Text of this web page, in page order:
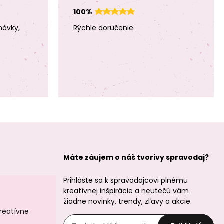
Minerálne koráliky
Minerálne koráliky
Modrý achát
pruhovaný 8mm
Minerálne koráliky
Minerálne koráliky
100%
Rýchle doručenie
Máte záujem o náš tvorivy spravodaj?
Prihláste sa k spravodajcovi plnému
kreatívnej inšpirácie a neutečú vám
žiadne novinky, trendy, zľavy a akcie.